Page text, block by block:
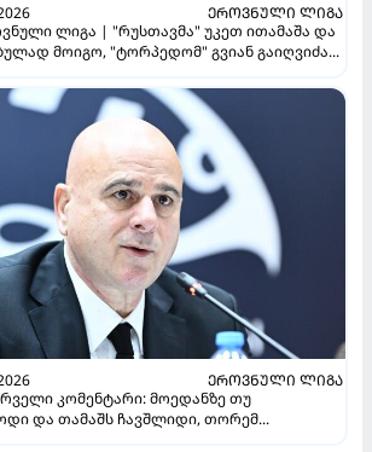
ᲔᲠᲝᲕᲜᲣᲚᲘ ᲚᲘᲒᲐ
ლიგა | "რუსთავმა" უკეთ ითამაშა და
მოიგო, "ტორპედომ" გვიან გაიღვიძა...
ᲔᲠᲝᲕᲜᲣᲚᲘ ᲚᲘᲒᲐ
კომენტარი: მოედანზე თუ
და თამაშს ჩავშლიდი, თორემ...